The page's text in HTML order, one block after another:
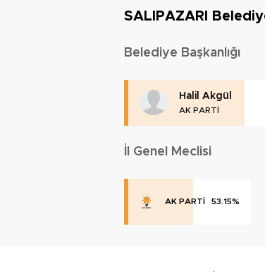
SALIPAZARI
Belediye Başkanlığı
Halil Akgül
AK PARTİ
İl Genel Meclisi
AK PARTİ 53.15%